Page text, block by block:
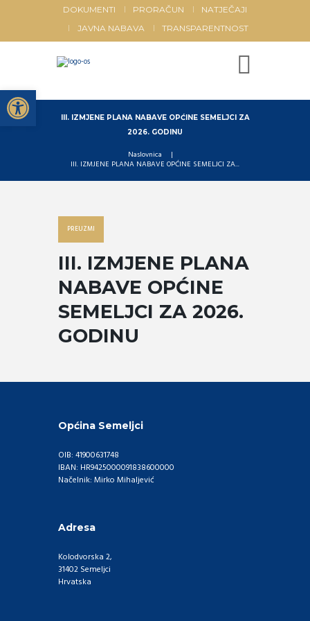
Open toolbar
DOKUMENTI PRORAČUN
NATJEČAJI
JAVNA NABAVA
TRANSPARENTNOST
III. IZMJENE PLANA NABAVE OPĆINE SEMELJCI ZA
2026. GODINU
Naslovnica
III. IZMJENE PLANA NABAVE OPĆINE SEMELJCI ZA...
PREUZMI
III. IZMJENE PLANA
NABAVE OPĆINE
SEMELJCI ZA 2026.
GODINU
Općina Semeljci
OIB: 41900631748
IBAN: HR9425000091838600000
Načelnik: Mirko Mihaljević
Adresa
Kolodvorska 2,
31402 Semeljci
Hrvatska